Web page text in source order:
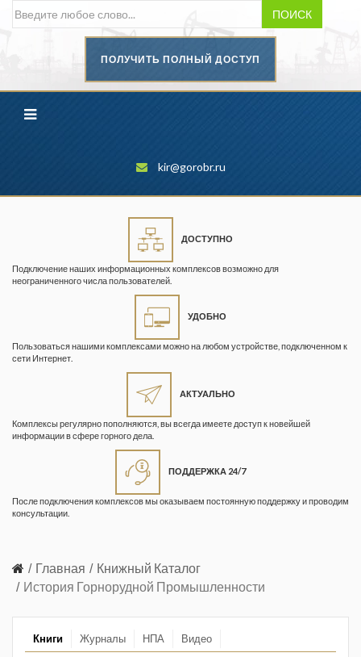
ПОИСК
ПОЛУЧИТЬ ПОЛНЫЙ ДОСТУП
kir@gorobr.ru
ДОСТУПНО
Подключение наших информационных комплексов возможно для
неограниченного числа пользователей.
УДОБНО
Пользоваться нашими комплексами можно на любом устройстве, подключенном к
сети Интернет.
АКТУАЛЬНО
Комплексы регулярно пополняются, вы всегда имеете доступ к новейшей
информации в сфере горного дела.
ПОДДЕРЖКА 24/7
После подключения комплексов мы оказываем постоянную поддержку и проводим
консультации.
Главная
Книжный Каталог
История Горнорудной Промышленности
Книги Журналы НПА Видео
промышленности
Геопрофи
Горнопромышленные ведомости
Кузбасса. Информационный
безопасность»
Информационный бюллетень
Информация и космос